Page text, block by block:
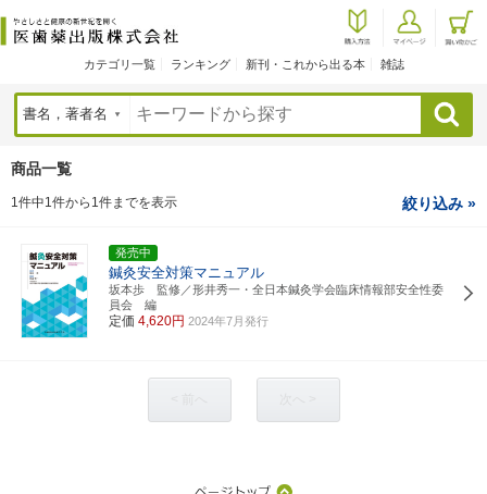
カテゴリ一覧 ランキング 新刊・これから出る本 雑誌
検索
商品一覧
1件中1件から1件までを表示 絞り込み »
発売中
鍼灸安全対策マニュアル
坂本歩 監修／形井秀一・全日本鍼灸学会臨床情報部安全性委
員会 編
定価 4,620円 2024年7月発行